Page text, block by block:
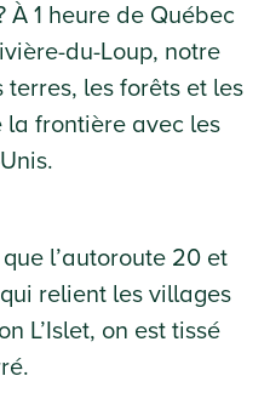
À 1 heure de Québec
du-Loup, notre
terres, les forêts et les
frontière avec les
l’autoroute 20 et
relient les villages
L’Islet, on est tissé